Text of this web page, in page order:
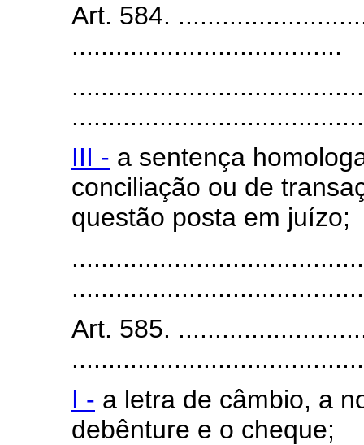
Art. 584.
.....................................
III - a sentença
conciliação ou de
questão posta em juízo;
Art. 585.
........................................
I - a letra de câmbio, a
debênture e o cheque;